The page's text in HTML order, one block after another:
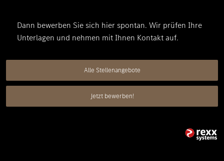
Dann bewerben Sie sich hier spontan. Wir prüfen Ihre
Unterlagen und nehmen mit Ihnen Kontakt auf.
Alle Stellenangebote
Jetzt bewerben!